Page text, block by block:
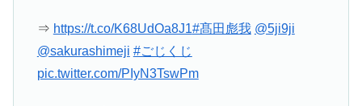
⇒ https://t.co/K68UdOa8J1#髙田彪我 @5ji9ji
@sakurashimeji #ごじくじ
pic.twitter.com/PIyN3TswPm